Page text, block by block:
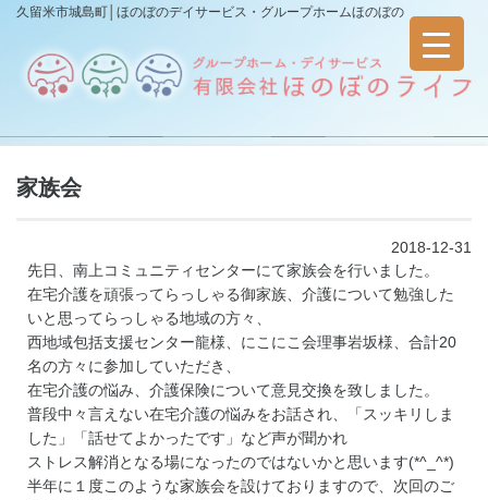
久留米市城島町│ほのぼのデイサービス・グループホームほのぼの
家族会
2018-12-31
先日、南上コミュニティセンターにて家族会を行いました。
在宅介護を頑張ってらっしゃる御家族、介護について勉強した
いと思ってらっしゃる地域の方々、
西地域包括支援センター龍様、にこにこ会理事岩坂様、合計20
名の方々に参加していただき、
在宅介護の悩み、介護保険について意見交換を致しました。
普段中々言えない在宅介護の悩みをお話され、「スッキリしま
した」「話せてよかったです」など声が聞かれ
ストレス解消となる場になったのではないかと思います(*^_^*)
半年に１度このような家族会を設けておりますので、次回のご